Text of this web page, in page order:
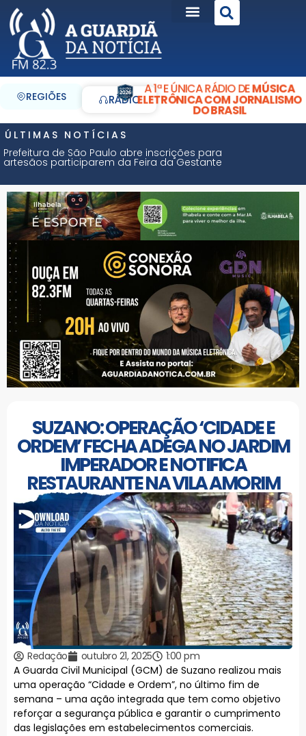
REGIÕES RÁDIO
A 1ª E ÚNICA RÁDIO DEMÚSICA
ELETRÔNICA COM JORNALISMO
DO BRASIL
ÚLTIMAS NOTÍCIAS
Prefeitura de São Paulo abre inscrições para
artesãos participarem da Feira da Gestante
SUZANO: OPERAÇÃO ‘CIDADE E
ORDEM’ FECHA ADEGA NO JARDIM
IMPERADOR E NOTIFICA
RESTAURANTE NA VILA AMORIM
Redação outubro 21, 2025
1:00 pm
A Guarda Civil Municipal (GCM) de Suzano realizou mais
uma operação “Cidade e Ordem”, no último fim de
semana – uma ação integrada que tem como objetivo
reforçar a segurança pública e garantir o cumprimento
das legislações em estabelecimentos comerciais.